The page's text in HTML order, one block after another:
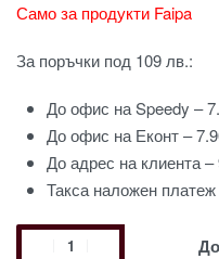
Само за продукти Faipa
За поръчки под 109 лв.:
До офис на Speedy –
До офис на Еконт –
До адрес на клиента –
Такса наложен